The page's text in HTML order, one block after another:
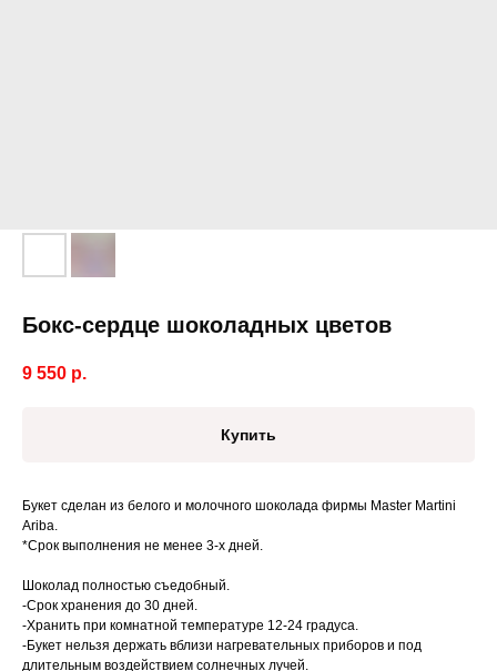
Бокс-сердце шоколадных цветов
9 550 р.
Купить
Букет сделан из белого и молочного шоколада фирмы Master Martini
Ariba.
*Срок выполнения не менее 3-х дней.
Шоколад полностью съедобный.
-Срок хранения до 30 дней.
-Хранить при комнатной температуре 12-24 градуса.
-Букет нельзя держать вблизи нагревательных приборов и под
длительным воздействием солнечных лучей.